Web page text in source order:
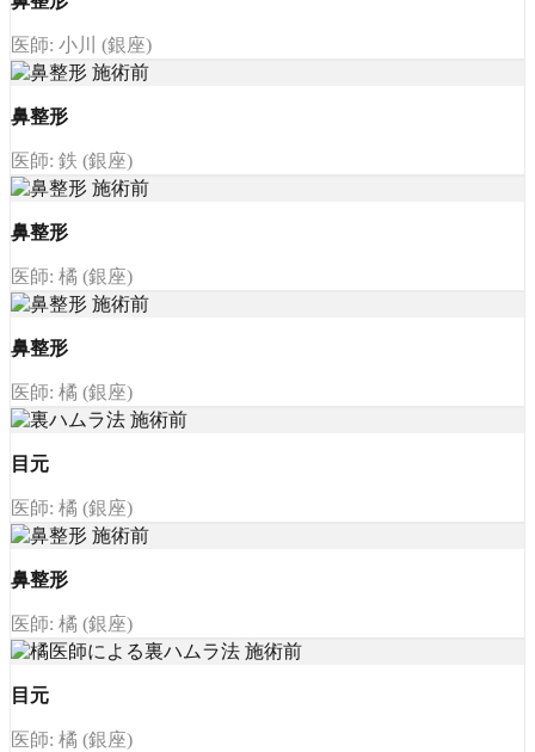
医師: 小川 (銀座)
鼻整形
医師: 鉄 (銀座)
鼻整形
医師: 橘 (銀座)
鼻整形
医師: 橘 (銀座)
目元
医師: 橘 (銀座)
鼻整形
医師: 橘 (銀座)
目元
医師: 橘 (銀座)